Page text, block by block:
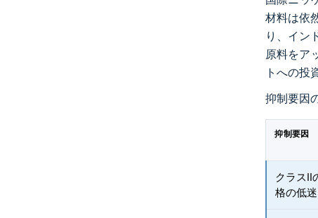
材料は依
り、イン
原料をア
トへの投
抑制要因
抑制要因
クラスII
格の低迷